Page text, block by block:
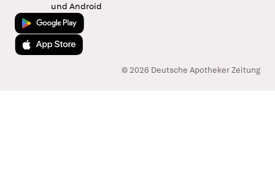
und Android
Jetzt bei Google Play
Laden im App Store
© 2026 Deutsche Apotheker Zeitung